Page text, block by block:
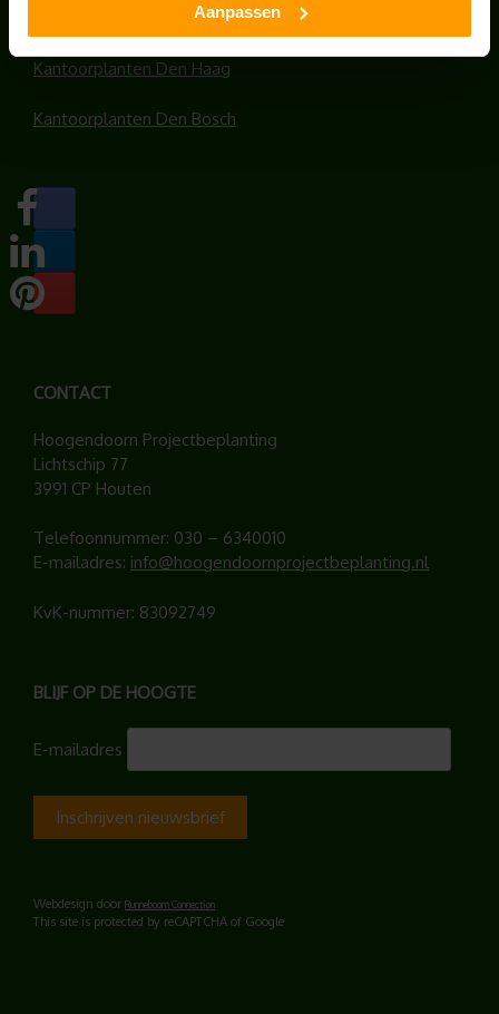
Aanpassen
Kantoorplanten Rotterdam
Kantoorplanten Den Haag
Kantoorplanten Den Bosch
CONTACT
Hoogendoorn Projectbeplanting
Lichtschip 77
3991 CP Houten
Telefoonnummer: 030 – 6340010
E-mailadres: info@hoogendoornprojectbeplanting.nl
KvK-nummer: 83092749
BLIJF OP DE HOOGTE
E-mailadres
Webdesign door Runneboom Connection
This site is protected by reCAPTCHA of Google